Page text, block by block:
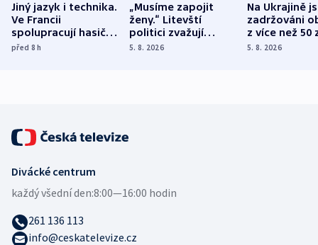
Jiný jazyk i technika.
Ve Francii
spolupracují hasiči z
různých zemí
před 8h
„Musíme zapojit
ženy.“ Litevští
politici zvažují
dohodu o
5. 8. 2026
Na Ukrajině
zadržováni
z více než 50
Bojovali na
5. 8. 2026
Divácké centrum
každý všední den:8:00—16:00 hodin
261 136 113
info@ceskatelevize.cz